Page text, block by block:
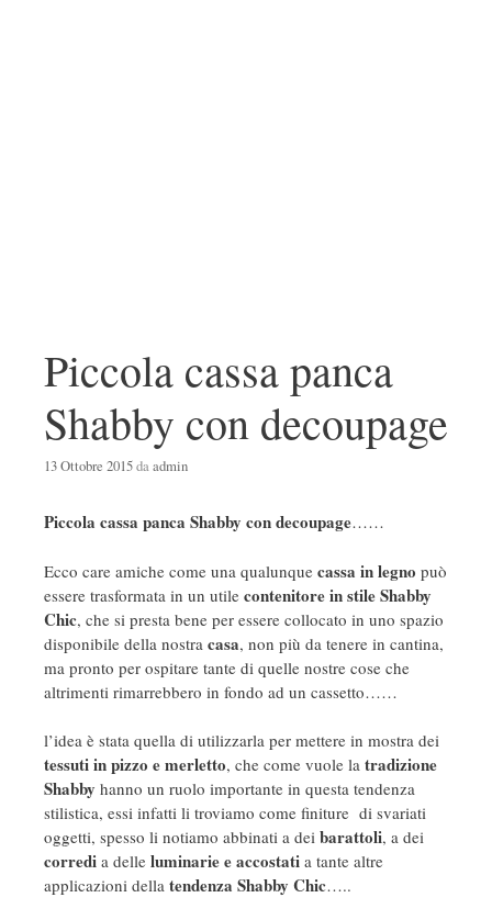
Piccola cassa panca
Shabby con decoupage
13 Ottobre 2015daadmin
Piccola cassa panca Shabby con decoupage……
Ecco care amiche come una qualunque cassa in legno può
essere trasformata in un utile contenitore in stile Shabby
Chic, che si presta bene per essere collocato in uno spazio
disponibile della nostra casa, non più da tenere in cantina,
ma pronto per ospitare tante di quelle nostre cose che
altrimenti rimarrebbero in fondo ad un cassetto……
l’idea è stata quella di utilizzarla per mettere in mostra dei
tessuti in pizzo e merletto, che come vuole la tradizione
Shabby hanno un ruolo importante in questa tendenza
stilistica, essi infatti li troviamo come finiture di svariati
oggetti, spesso li notiamo abbinati a dei barattoli, a dei
corredi a delle luminarie e accostati a tante altre
applicazioni della tendenza Shabby Chic…..